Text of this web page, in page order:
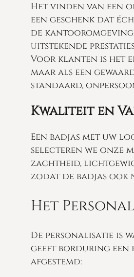
Het vinden van een
een geschenk dat
de
uitstekende
Voor klanten is het
maar als een
standaard,
Kwaliteit en
Een badjas met uw
selecteren we onze
zachtheid,
zodat de badjas ook
Het
De personalisatie is
geeft borduring een
afgestemd: